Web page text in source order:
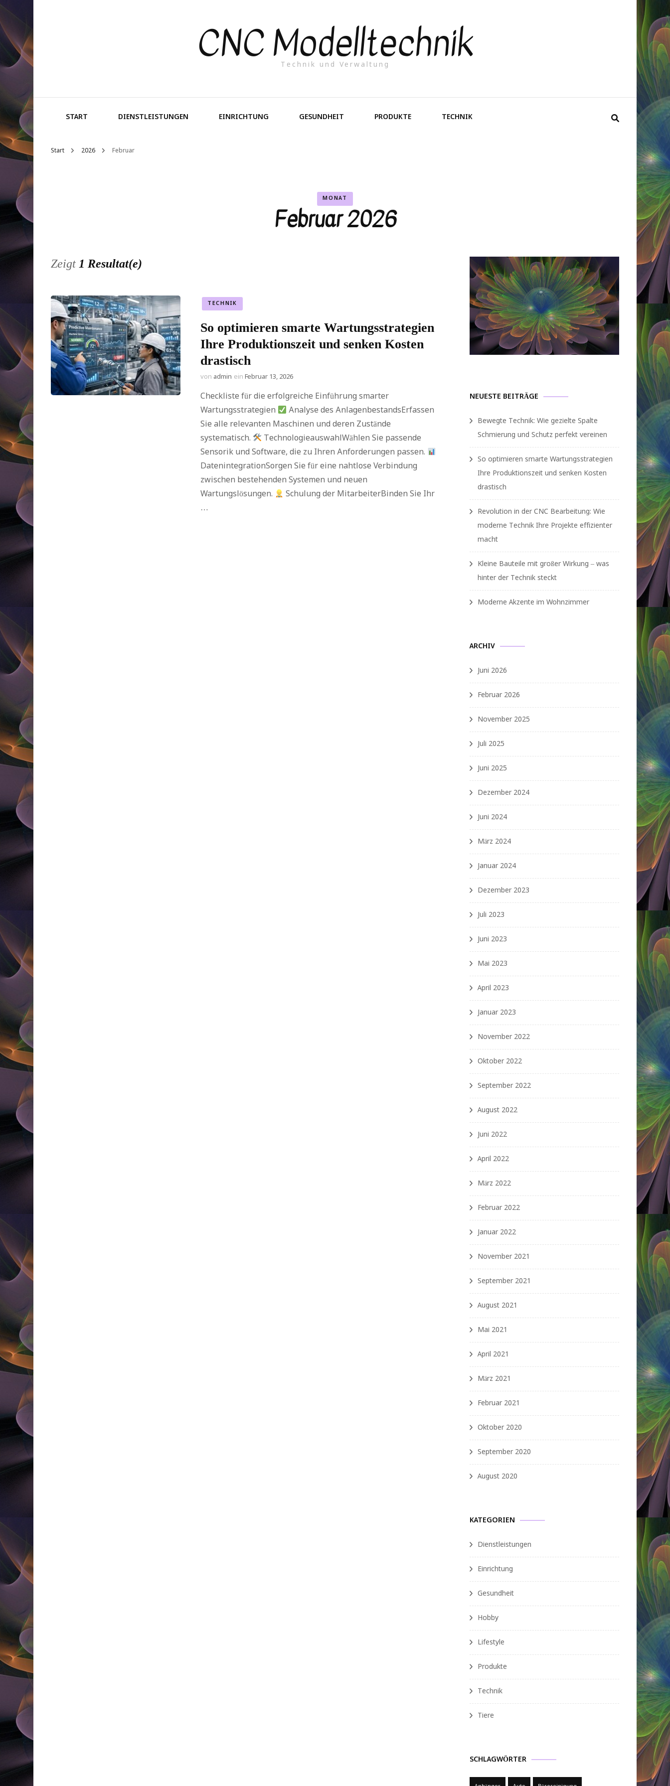
CNC Modelltechnik
Technik und Verwaltung
START DIENSTLEISTUNGEN EINRICHTUNG GESUNDHEIT PRODUKTE TECHNIK
Start 2026 Februar
MONAT
Februar 2026
Zeigt 1 Resultat(e)
TECHNIK
So optimieren smarte Wartungsstrategien
Ihre Produktionszeit und senken Kosten
drastisch
von admin ein Februar 13, 2026
Checkliste für die erfolgreiche Einführung smarter
Wartungsstrategien
Analyse des AnlagenbestandsErfassen
Sie alle relevanten Maschinen und deren Zustände
systematisch.
TechnologieauswahlWählen Sie passende
Sensorik und Software, die zu Ihren Anforderungen passen.
DatenintegrationSorgen Sie für eine nahtlose Verbindung
zwischen bestehenden Systemen und neuen
Wartungslösungen.
Schulung der MitarbeiterBinden Sie Ihr
…
NEUESTE BEITRÄGE
Bewegte Technik: Wie gezielte Spalte
Schmierung und Schutz perfekt vereinen
So optimieren smarte Wartungsstrategien
Ihre Produktionszeit und senken Kosten
drastisch
Revolution in der CNC Bearbeitung: Wie
moderne Technik Ihre Projekte effizienter
macht
Kleine Bauteile mit großer Wirkung – was
hinter der Technik steckt
Moderne Akzente im Wohnzimmer
ARCHIV
Juni 2026
Februar 2026
November 2025
Juli 2025
Juni 2025
Dezember 2024
Juni 2024
März 2024
Januar 2024
Dezember 2023
Juli 2023
Juni 2023
Mai 2023
April 2023
Januar 2023
November 2022
Oktober 2022
September 2022
August 2022
Juni 2022
April 2022
März 2022
Februar 2022
Januar 2022
November 2021
September 2021
August 2021
Mai 2021
April 2021
März 2021
Februar 2021
Oktober 2020
September 2020
August 2020
KATEGORIEN
Dienstleistungen
Einrichtung
Gesundheit
Hobby
Lifestyle
Produkte
Technik
Tiere
SCHLAGWÖRTER